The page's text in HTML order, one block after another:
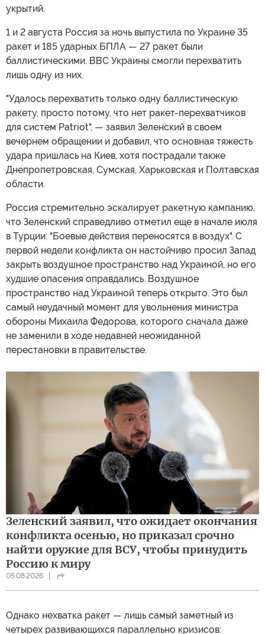
укрытий.
1 и 2 августа Россия за ночь выпустила по Украине 35
ракет и 185 ударных БПЛА — 27 ракет были
баллистическими. ВВС Украины смогли перехватить
лишь одну из них.
"Удалось перехватить только одну баллистическую
ракету, просто потому, что нет ракет-перехватчиков
для систем Patriot", — заявил Зеленский в своем
вечернем обращении и добавил, что основная тяжесть
удара пришлась на Киев, хотя пострадали также
Днепропетровская, Сумская, Харьковская и Полтавская
области.
Россия стремительно эскалирует ракетную кампанию,
что Зеленский справедливо отметил еще в начале июля
в Турции: "Боевые действия переносятся в воздух". С
первой недели конфликта он настойчиво просил Запад
закрыть воздушное пространство над Украиной, но его
худшие опасения оправдались. Воздушное
пространство над Украиной теперь открыто. Это был
самый неудачный момент для увольнения министра
обороны Михаила Федорова, которого сначала даже
не заменили в ходе недавней неожиданной
перестановки в правительстве.
Зеленский заявил, что ожидает окончания
конфликта осенью, но приказал срочно
найти оружие для ВСУ, чтобы принудить
Россию к миру
05.08.2026
Однако нехватка ракет — лишь самый заметный из
четырех развивающихся параллельно кризисов: